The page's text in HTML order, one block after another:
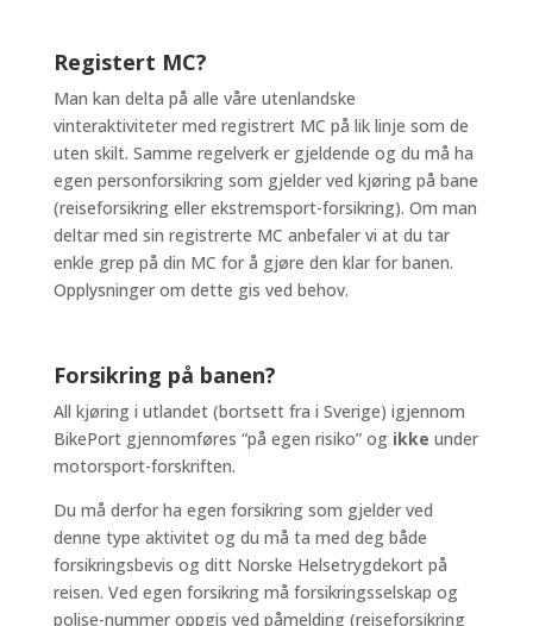
Registert MC?
Man kan delta på alle våre utenlandske
vinteraktiviteter med registrert MC på lik linje som de
uten skilt. Samme regelverk er gjeldende og du må ha
egen personforsikring som gjelder ved kjøring på bane
(reiseforsikring eller ekstremsport-forsikring). Om man
deltar med sin registrerte MC anbefaler vi at du tar
enkle grep på din MC for å gjøre den klar for banen.
Opplysninger om dette gis ved behov.
Forsikring på banen?
All kjøring i utlandet (bortsett fra i Sverige) igjennom
BikePort gjennomføres “på egen risiko” og ikke under
motorsport-forskriften.
Du må derfor ha egen forsikring som gjelder ved
denne type aktivitet og du må ta med deg både
forsikringsbevis og ditt Norske Helsetrygdekort på
reisen. Ved egen forsikring må forsikringsselskap og
polise-nummer oppgis ved påmelding (reiseforsikring